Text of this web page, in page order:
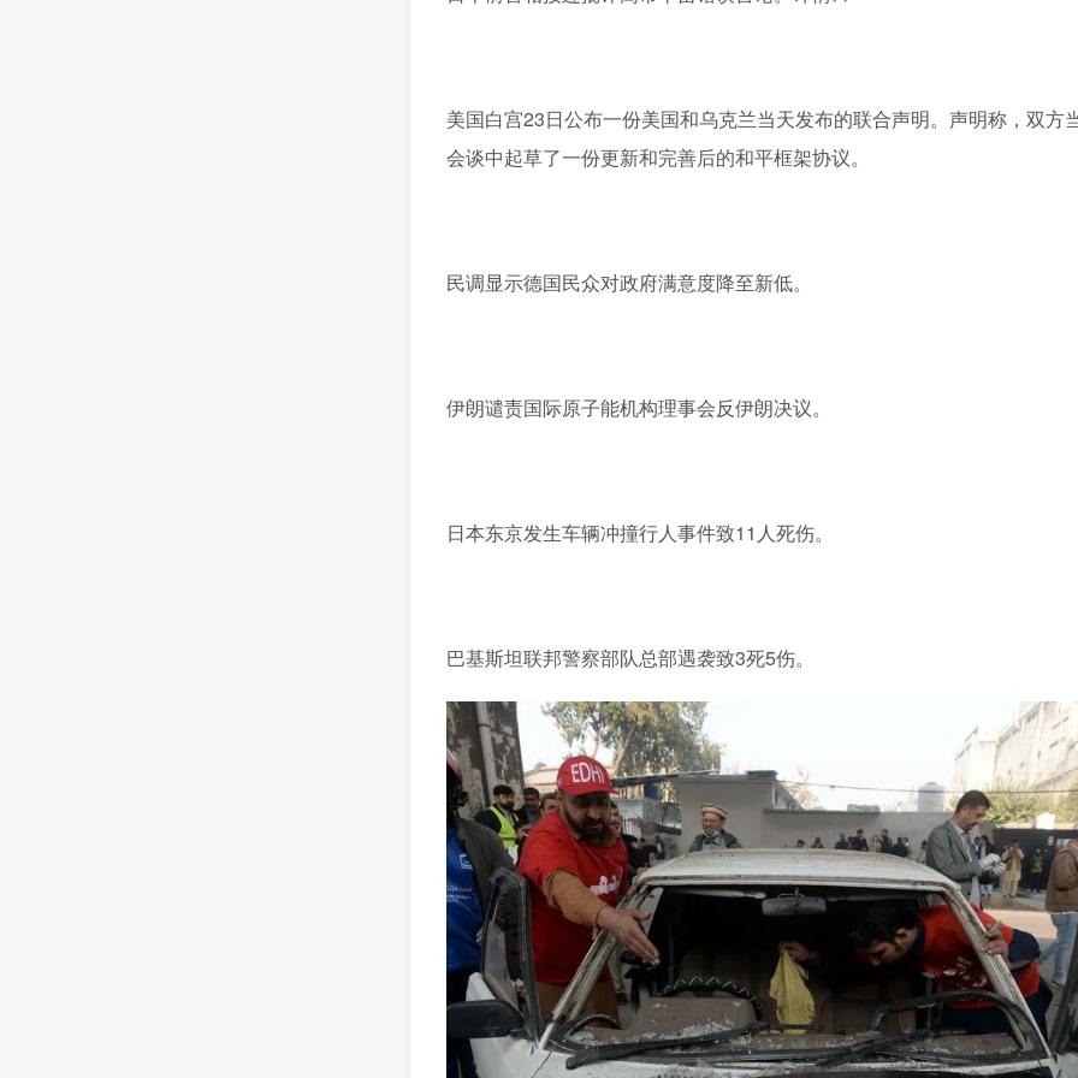
美国白宫23日公布一份美国和乌克兰当天发布的联合声明。声明称，双方
会谈中起草了一份更新和完善后的和平框架协议。
民调显示德国民众对政府满意度降至新低。
伊朗谴责国际原子能机构理事会反伊朗决议。
日本东京发生车辆冲撞行人事件致11人死伤。
巴基斯坦联邦警察部队总部遇袭致3死5伤。